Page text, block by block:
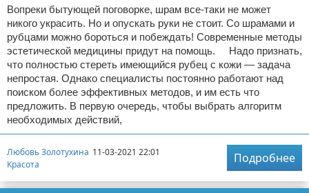
Вопреки бытующей поговорке, шрам все-таки не может
никого украсить. Но и опускать руки не стоит. Со шрамами и
рубцами можно бороться и побеждать! Современные методы
эстетической медицины придут на помощь. Надо признать,
что полностью стереть имеющийся рубец с кожи — задача
непростая. Однако специалисты постоянно работают над
поиском более эффективных методов, и им есть что
предложить. В первую очередь, чтобы выбрать алгоритм
необходимых действий,
Любовь Золотухина 11-03-2021 22:01
Красота
Подробнее